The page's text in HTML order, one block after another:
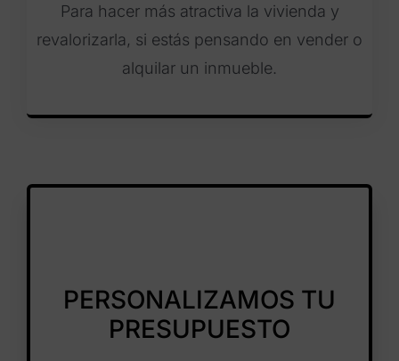
Para hacer más atractiva la vivienda y
revalorizarla, si estás pensando en vender o
alquilar un inmueble.
PERSONALIZAMOS TU
PRESUPUESTO